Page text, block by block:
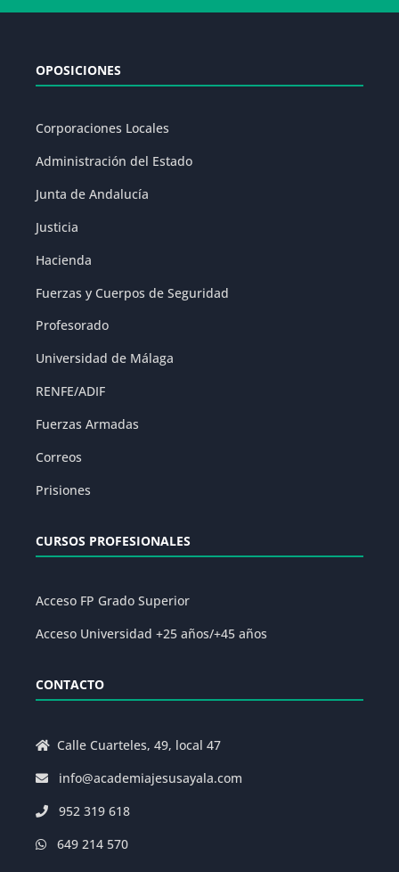
OPOSICIONES
Corporaciones Locales
Administración del Estado
Junta de Andalucía
Justicia
Hacienda
Fuerzas y Cuerpos de Seguridad
Profesorado
Universidad de Málaga
RENFE/ADIF
Fuerzas Armadas
Correos
Prisiones
CURSOS PROFESIONALES
Acceso FP Grado Superior
Acceso Universidad +25 años/+45 años
CONTACTO
Calle Cuarteles, 49, local 47
info@academiajesusayala.com
952 319 618
649 214 570